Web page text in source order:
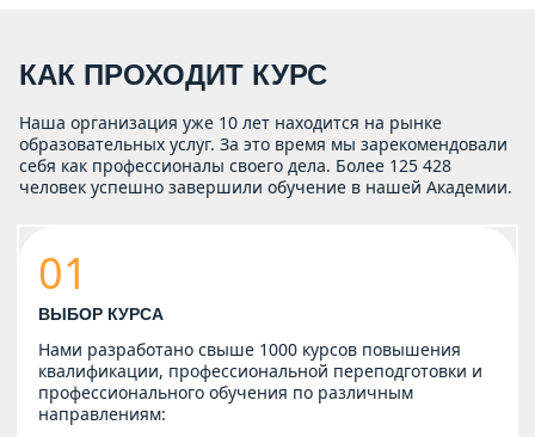
КАК ПРОХОДИТ КУРС
Наша организация уже 10 лет находится на рынке
образовательных услуг. За это время мы зарекомендовали
себя как профессионалы своего дела. Более 125 428
человек успешно завершили обучение в нашей Академии.
01
ВЫБОР КУРСА
Нами разработано свыше 1000 курсов повышения
квалификации, профессиональной переподготовки и
профессионального обучения по различным
направлениям: